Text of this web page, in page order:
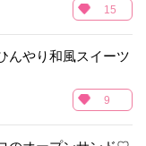
15
んやり和風スイーツ
9